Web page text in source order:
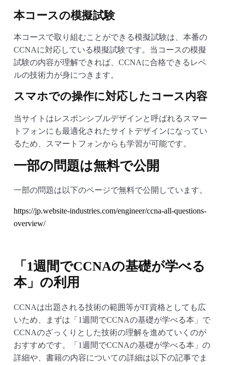
本コースの模擬試験
本コースで取り組むことができる模擬試験は、本番の
CCNAに対応している模擬試験です。当コースの模擬
試験の内容が理解できれば、CCNAに合格できるレベ
ルの技術力が身につきます。
スマホでの操作に対応したコース内容
当サイトはレスポンシブルデザインと呼ばれるスマー
トフォンにも最適化されたサイトデザインになってい
るため、スマートフォンからも学習が可能です。
一部の問題は無料で公開
一部の問題は以下のページで無料で公開しています。
https://jp.website-industries.com/engineer/ccna-all-questions-
overview/
「1週間でCCNAの基礎が学べる
本」の利用
CCNAは出題される技術の範囲等がIT資格としても広
いため、まずは「1週間でCCNAの基礎が学べる本」で
CCNAのざっくりとした技術の理解を進めていくのが
おすすめです。「1週間でCCNAの基礎が学べる本」の
詳細や、書籍の内容についての詳細は以下の記事でま